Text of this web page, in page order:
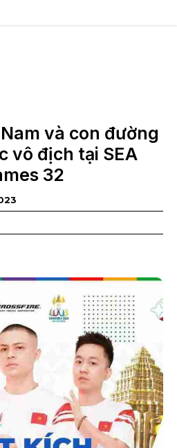
tin công nghệ
và con đường
vô địch tại SEA
32